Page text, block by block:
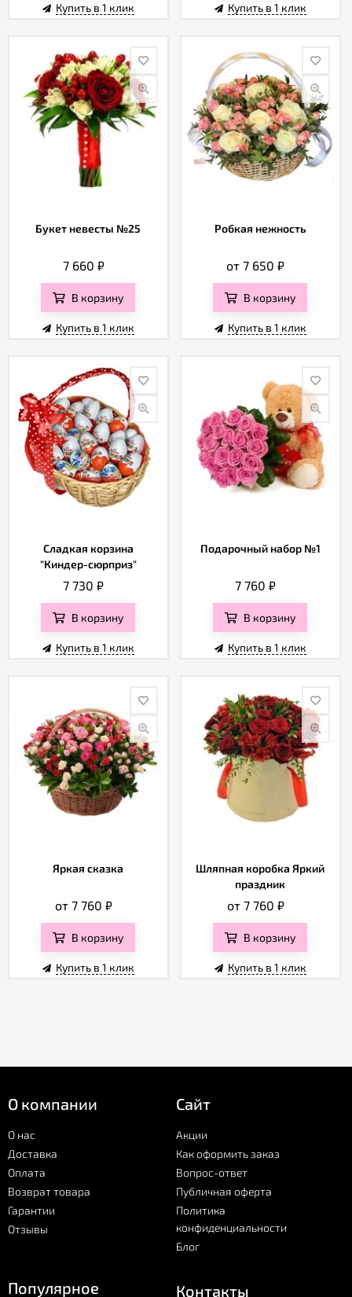
Купить в 1 клик Купить в 1 клик
Букет невесты №25
7 660 ₽
В корзину
Купить в 1 клик
Робкая нежность
от 7 650₽
В корзину
Купить в 1 клик
Сладкая корзина
"Киндер-сюрприз"
7 730₽
В корзину
Купить в 1 клик
Подарочный набор №1
7 760₽
В корзину
Купить в 1 клик
Яркая сказка
от 7 760 ₽
В корзину
Купить в 1 клик
Шляпная коробка Яркий
праздник
от 7 760 ₽
В корзину
Купить в 1 клик
О компании
О нас
Доставка
Оплата
Возврат товара
Гарантии
Отзывы
Сайт
Акции
Как оформить заказ
Вопрос-ответ
Публичная оферта
Политика
конфиденциальности
Блог
Популярное Контакты